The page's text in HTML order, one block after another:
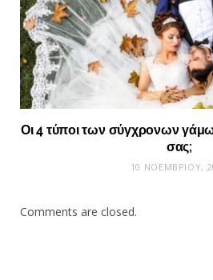
Οι 4 τύποι των σύγχρονων
σας;
10 ΝΟΕΜΒΡΊΟΥ,
Comments are closed.